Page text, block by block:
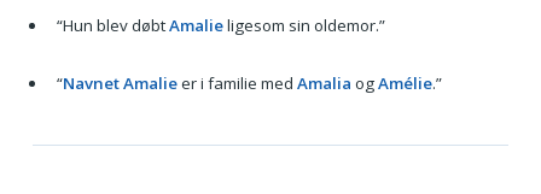
“Hun blev døbtAmalieligesom sin oldemor.”
“Navnet Amalieer i familie med Amalia ogAmélie.”